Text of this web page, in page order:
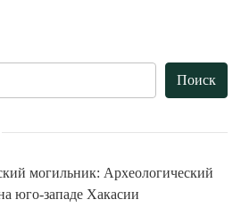
могильник: Археологический
юго-западе Хакасии